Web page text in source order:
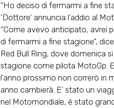
“Ho deciso di fermarmi a fine
‘Dottore’ annuncia l’addio al
“Come avevo anticipato, avrei
di fermarmi a fine stagione”,
Red Bull Ring, dove domenica
stagione come pilota MotoGp.
l’anno prossimo non correrò in
anno cambierà. E’ stato un
nel Motomondiale, è stato